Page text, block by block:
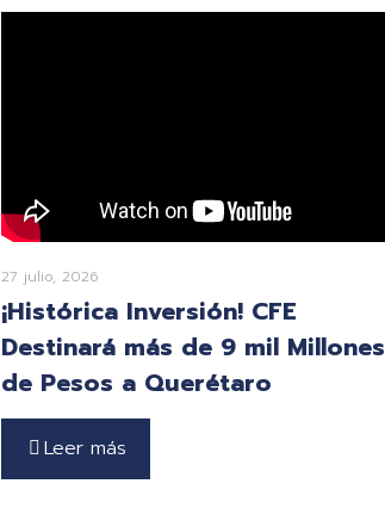
27 julio, 2026
¡Histórica Inversión! CFE
Destinará más de 9 mil Millones
de Pesos a Querétaro
Leer más